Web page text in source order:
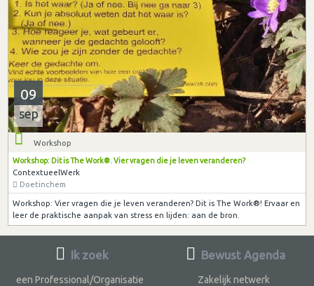
09
sep
Workshop
Workshop: Dit is The Work®. Vier vragen die je leven veranderen?
ContextueelWerk
Doetinchem
Workshop: Vier vragen die je leven veranderen? Dit is The Work®! Ervaar en
leer de praktische aanpak van stress en lijden: aan de bron.
Ik zoek
een Professional/Organisatie
Bewust Agenda
Zakelijk netwerk